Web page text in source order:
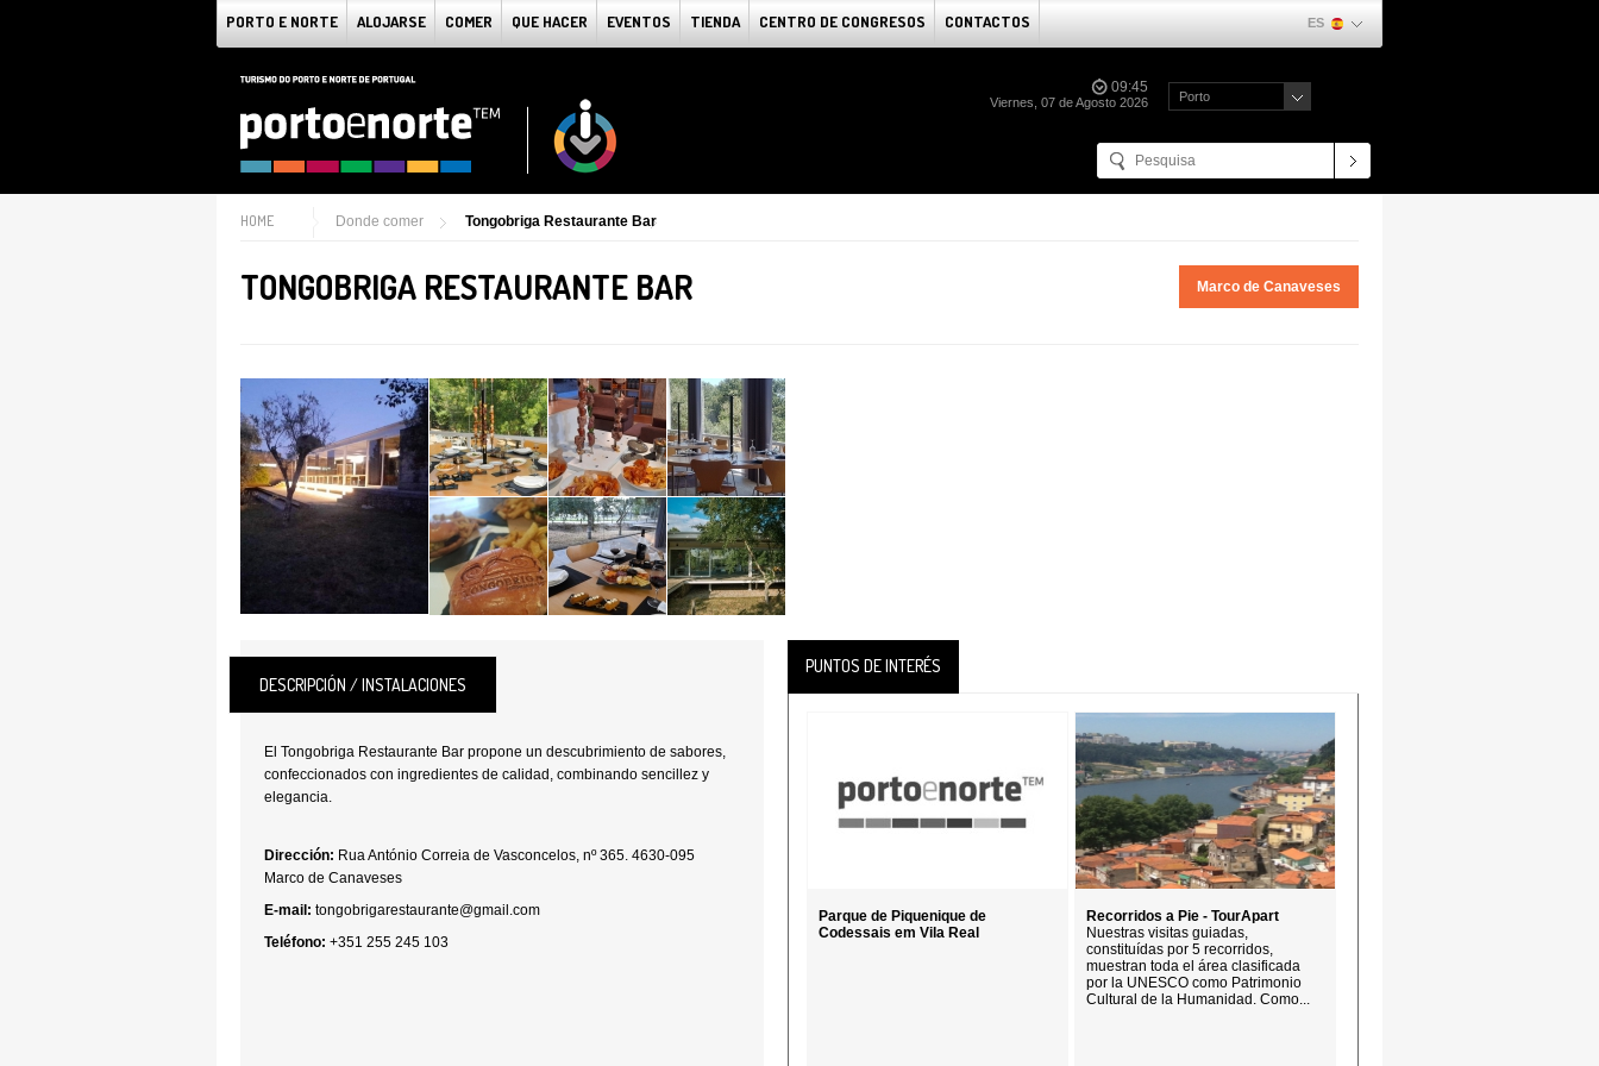
PORTO E NORTE ALOJARSE COMER QUE HACER EVENTOS TIENDA CENTRO DE CONGRESOS CONTACTOS ES
09:45
Viernes, 07 de Agosto 2026 Porto
HOME Donde comer Tongobriga Restaurante Bar
TONGOBRIGA RESTAURANTE BAR Marco de Canaveses
DESCRIPCIÓN / INSTALACIONES
El Tongobriga Restaurante Bar propone un descubrimiento de sabores,
confeccionados con ingredientes de calidad, combinando sencillez y
elegancia.
Dirección: Rua António Correia de Vasconcelos, nº 365. 4630-095
Marco de Canaveses
E-mail: tongobrigarestaurante@gmail.com
Teléfono: +351 255 245 103
PUNTOS DE INTERÉS
Parque de Piquenique de
Codessais em Vila Real
Recorridos a Pie - TourApart
Nuestras visitas guiadas,
constituídas por 5 recorridos,
muestran toda el área clasificada
por la UNESCO como Patrimonio
Cultural de la Humanidad. Como...